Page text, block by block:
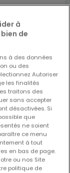
pour plus
à
de
à des données
ou des
Autoriser
les finalités
traitons des
sans accepter
désactivées. Si
que
ne soient
ce menu
à tout
en bas de page.
ou nos Site
politique de